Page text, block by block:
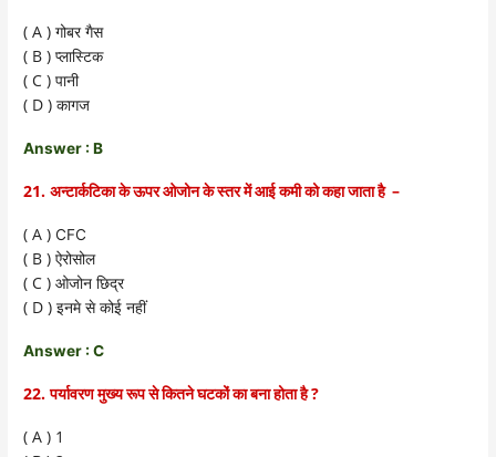
( A )गोबर गैस
( B )प्लास्टिक
( C )पानी
( D )कागज
Answer : B
21.अन्टार्कटिका के ऊपर ओजोन के स्तर में आई कमी को कहा जाता है–
( A )CFC
( B )ऐरोसोल
( C )ओजोन छिद्र
( D )इनमे से कोई नहीं
Answer : C
22.पर्यावरण मुख्य रूप से कितने घटकों का बना होता है?
( A ) 1